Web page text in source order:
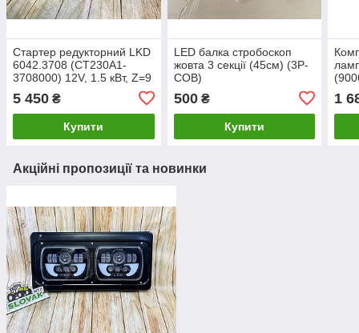
Стартер редукторний LKD
6042.3708 (СТ230А1-
3708000) 12V, 1.5 кВт, Z=9
для ГАЗ-53, 3307, 66, ПАЗ
5 450 ₴
Купити
LED балка стробоскоп
жовта 3 секції (45см) (3P-
COB)
500₴
Купити
1
Акційні пропозиції та новинки